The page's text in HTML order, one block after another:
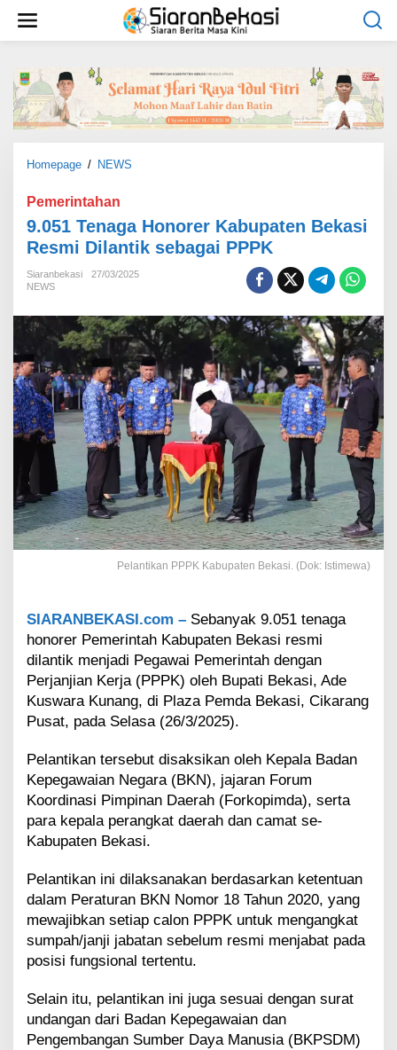
w
Homepage / NEWS
1
T
g
a
H
o
n
o
r
e
r
K
a
b
u
p
a
t
B
e
k
s
i
R
s
i
D
i
l
n
i
k
s
e
a
g
a
i
Pemerintahan
9.051 Tenaga Honorer Kabupaten Bekasi
Resmi Dilantik sebagai PPPK
Siaranbekasi
27/03/2025
NEWS
Pelantikan PPPK Kabupaten Bekasi. (Dok: Istimewa)
SIARANBEKASI.com – Sebanyak 9.051 tenaga
honorer Pemerintah Kabupaten Bekasi resmi
dilantik menjadi Pegawai Pemerintah dengan
Perjanjian Kerja (PPPK) oleh Bupati Bekasi, Ade
Kuswara Kunang, di Plaza Pemda Bekasi, Cikarang
Pusat, pada Selasa (26/3/2025).
Pelantikan tersebut disaksikan oleh Kepala Badan
Kepegawaian Negara (BKN), jajaran Forum
Koordinasi Pimpinan Daerah (Forkopimda), serta
para kepala perangkat daerah dan camat se-
Kabupaten Bekasi.
Pelantikan ini dilaksanakan berdasarkan ketentuan
dalam Peraturan BKN Nomor 18 Tahun 2020, yang
mewajibkan setiap calon PPPK untuk mengangkat
sumpah/janji jabatan sebelum resmi menjabat pada
posisi fungsional tertentu.
Selain itu, pelantikan ini juga sesuai dengan surat
undangan dari Badan Kepegawaian dan
Pengembangan Sumber Daya Manusia (BKPSDM)